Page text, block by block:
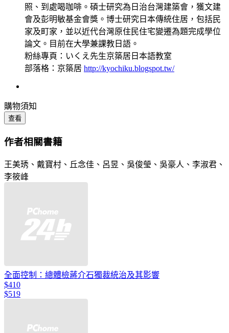
照、到處喝咖啡。碩士研究為日治台灣建築會，獲文建
會及彭明敏基金會獎。博士研究日本傳統住居，包括民
家及町家，並以近代台灣原住民住宅變遷為題完成學位
論文。目前在大學兼課教日語。
粉絲專頁：いくえ先生京築居日本語教室
部落格：京築居 http://kyochiku.blogspot.tw/
購物須知
查看
作者相關書籍
王美琇、戴寶村、丘念佳、呂昱、吳俊瑩、吳豪人、李淑君、
李筱峰
全面控制：總體檢蔣介石獨裁統治及其影響
$410
$519